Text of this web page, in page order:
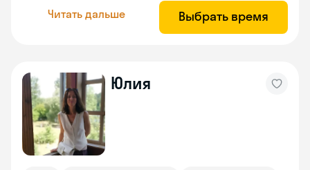
Читать дальше Выбрать время
Юлия